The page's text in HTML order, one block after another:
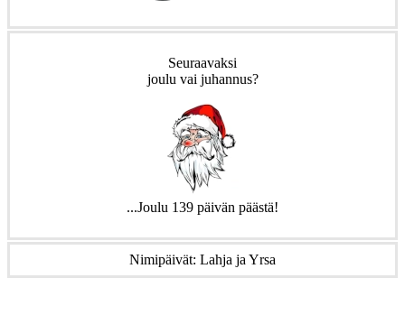
Seuraavaksi
joulu vai juhannus?
...Joulu 139 päivän päästä!
Nimipäivät: Lahja ja Yrsa